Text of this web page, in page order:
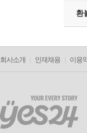
환
회사소개 인재채용 이용